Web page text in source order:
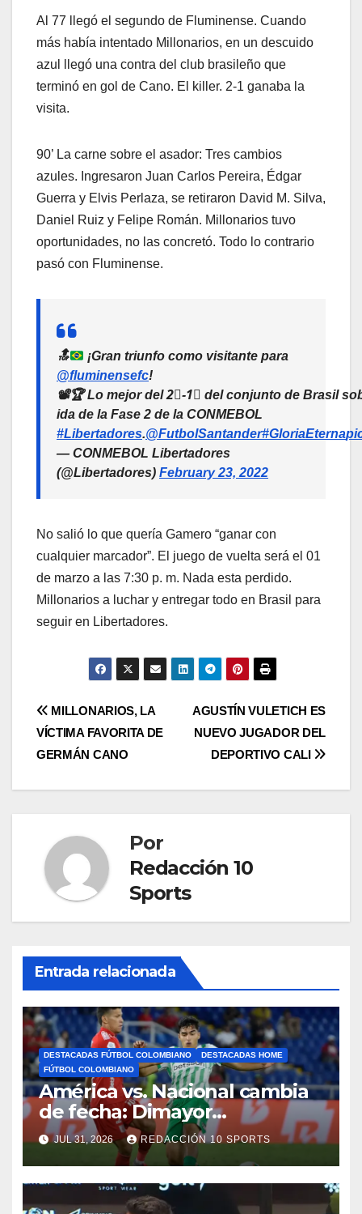
Al 77 llegó el segundo de Fluminense. Cuando
más había intentado Millonarios, en un descuido
azul llegó una contra del club brasileño que
terminó en gol de Cano. El killer. 2-1 ganaba la
visita.
90’ La carne sobre el asador: Tres cambios
azules. Ingresaron Juan Carlos Pereira, Édgar
Guerra y Elvis Perlaza, se retiraron David M. Silva,
Daniel Ruiz y Felipe Román. Millonarios tuvo
oportunidades, no las concretó. Todo lo contrario
pasó con Fluminense.
🔝
¡Gran triunfo como visitante para
@fluminensefc!
📽️🏆 Lo mejor del 2⃣-1⃣ del conjunto de Brasil
ida de la Fase 2 de la CONMEBOL
#Libertadores.@FutbolSantander#GloriaEterna
— CONMEBOL Libertadores
(@Libertadores) February 23, 2022
No salió lo que quería Gamero “ganar con
cualquier marcador”. El juego de vuelta será el 01
de marzo a las 7:30 p. m. Nada esta perdido.
Millonarios a luchar y entregar todo en Brasil para
seguir en Libertadores.
AGUSTÍN VULETICH ES
NUEVO JUGADOR DEL
DEPORTIVO CALI
MILLONARIOS, LA
VÍCTIMA FAVORITA DE
GERMÁN CANO
Por
Redacción 10
Sports
Entrada relacionada
DESTACADAS FÚTBOL COLOMBIANO
DESTACADAS HOME
FÚTBOL COLOMBIANO
América vs. Nacional cambia
de fecha: Dimayor
reprogramó el clásico por
motivos de seguridad
JUL 31, 2026 REDACCIÓN 10 SPORTS